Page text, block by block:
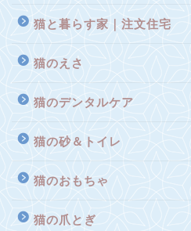
猫と暮らす家｜注文住宅
猫のえさ
猫のデンタルケア
猫の砂＆トイレ
猫のおもちゃ
猫の爪とぎ